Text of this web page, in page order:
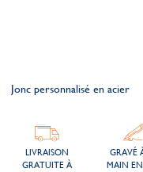
Jonc personnalisé en acier
LIVRAISON
GRATUITE À
GRAVÉ
MAIN